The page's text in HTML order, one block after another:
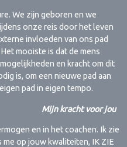
We zijn geboren en we
onze reis door het leven
invloeden van ons pad
mooiste is dat de mens
en kracht om dit
is, om een nieuwe pad aan
pad in eigen tempo.
Mijn kracht voor jou
en in het coachen. Ik zie
me op jouw kwaliteiten, IK ZIE